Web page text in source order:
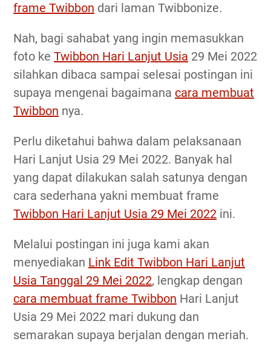
frame Twibbon dari laman Twibbonize.
Nah, bagi sahabat yang ingin memasukkan
foto ke Twibbon Hari Lanjut Usia 29 Mei 2022
silahkan dibaca sampai selesai postingan ini
supaya mengenai bagaimana cara membuat
Twibbon nya.
Perlu diketahui bahwa dalam pelaksanaan
Hari Lanjut Usia 29 Mei 2022. Banyak hal
yang dapat dilakukan salah satunya dengan
cara sederhana yakni membuat frame
Twibbon Hari Lanjut Usia 29 Mei 2022 ini.
Melalui postingan ini juga kami akan
menyediakan Link Edit Twibbon Hari Lanjut
Usia Tanggal 29 Mei 2022, lengkap dengan
cara membuat frame Twibbon Hari Lanjut
Usia 29 Mei 2022 mari dukung dan
semarakan supaya berjalan dengan meriah.